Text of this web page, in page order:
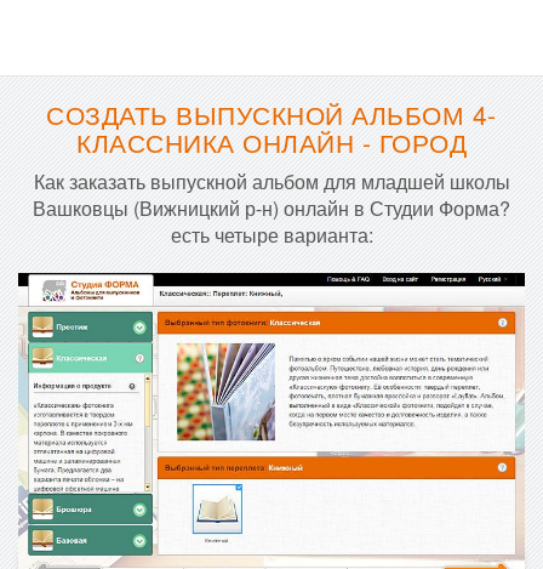
СОЗДАТЬ ВЫПУСКНОЙ АЛЬБОМ 4-
КЛАССНИКА ОНЛАЙН - ГОРОД
Как заказать выпускной альбом для младшей школы
Вашковцы (Вижницкий р-н) онлайн в Студии Форма?
есть четыре варианта: